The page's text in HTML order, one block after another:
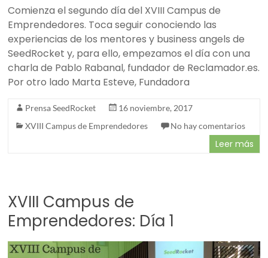
Comienza el segundo día del XVIII Campus de
Emprendedores. Toca seguir conociendo las
experiencias de los mentores y business angels de
SeedRocket y, para ello, empezamos el día con una
charla de Pablo Rabanal, fundador de Reclamador.es.
Por otro lado Marta Esteve, Fundadora
Prensa SeedRocket
16 noviembre, 2017
XVIII Campus de Emprendedores
No hay comentarios
Leer más
XVIII Campus de
Emprendedores: Día 1